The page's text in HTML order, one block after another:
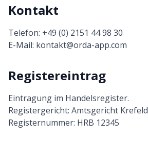
Kontakt
Telefon: +49 (0) 2151 44 98 30
E-Mail: kontakt@orda-app.com
Registereintrag
Eintragung im Handelsregister.
Registergericht: Amtsgericht Krefeld
Registernummer: HRB 12345